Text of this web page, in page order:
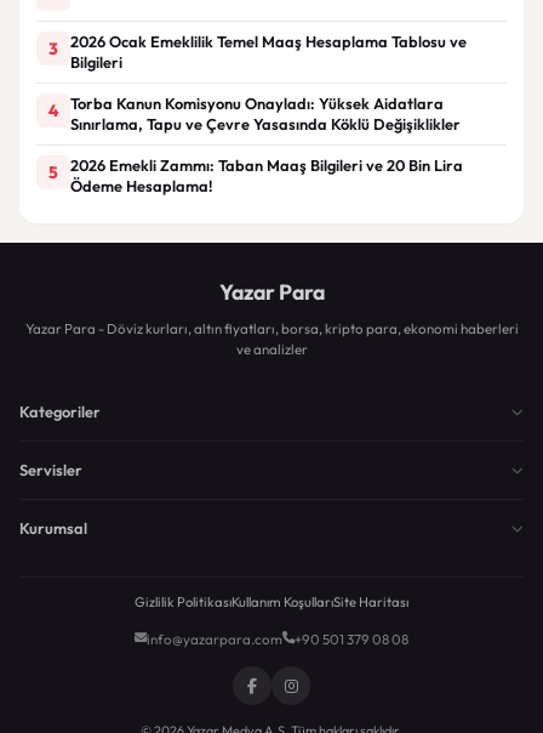
3
2026 Ocak Emeklilik Temel Maaş Hesaplama Tablosu ve
Bilgileri
4
Torba Kanun Komisyonu Onayladı: Yüksek Aidatlara
Sınırlama, Tapu ve Çevre Yasasında Köklü Değişiklikler
5
2026 Emekli Zammı: Taban Maaş Bilgileri ve 20 Bin Lira
Ödeme Hesaplama!
Yazar Para
Yazar Para - Döviz kurları, altın fiyatları, borsa, kripto para, ekonomi haberleri
ve analizler
Kategoriler
Servisler
Kurumsal
Gizlilik PolitikasıKullanım KoşullarıSite Haritası
info@yazarpara.com +90 501 379 08 08